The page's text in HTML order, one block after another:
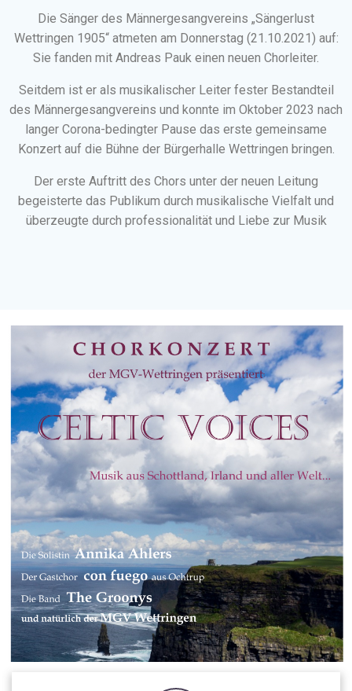
Die Sänger des Männergesangvereins „Sängerlust
Wettringen 1905“ atmeten am Donnerstag (21.10.2021) auf:
Sie fanden mit Andreas Pauk einen neuen Chorleiter.
Seitdem ist er als musikalischer Leiter fester Bestandteil
des Männergesangvereins und konnte im Oktober 2023 nach
langer Corona-bedingter Pause das erste gemeinsame
Konzert auf die Bühne der Bürgerhalle Wettringen bringen.
Der erste Auftritt des Chors unter der neuen Leitung
begeisterte das Publikum durch musikalische Vielfalt und
überzeugte durch professionalität und Liebe zur Musik